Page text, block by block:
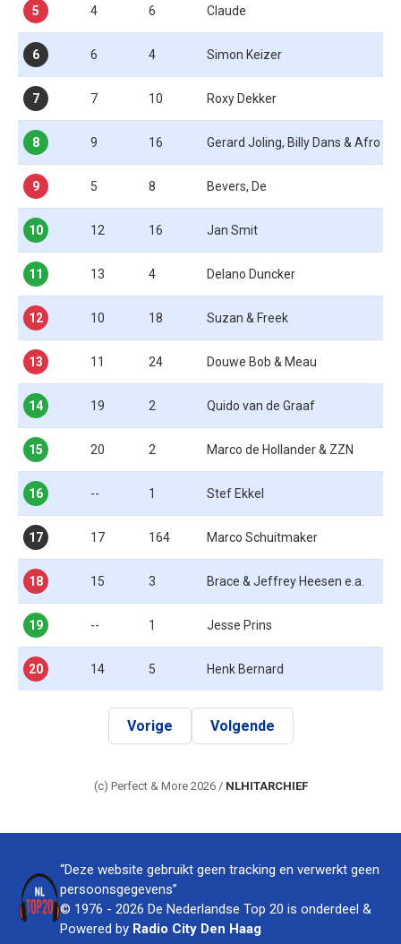
5 4 6 Claude
6 6 4 Simon Keizer
7 7 10 Roxy Dekker
8 9 16 Gerard Joling, Billy Dans & Afro
9 5 8 Bevers, De
10 12 16 Jan Smit
11 13 4 Delano Duncker
12 10 18 Suzan & Freek
13 11 24 Douwe Bob & Meau
14 19 2 Quido van de Graaf
15 20 2 Marco de Hollander & ZZN
16 -- 1 Stef Ekkel
17 17 164 Marco Schuitmaker
18 15 3 Brace & Jeffrey Heesen e.a.
19 -- 1 Jesse Prins
20 14 5 Henk Bernard
Vorige Volgende
(c) Perfect & More 2026 / NLHITARCHIEF
“Deze website gebruikt geen tracking en verwerkt geen
persoonsgegevens”
© 1976 - 2026 De Nederlandse Top 20 is onderdeel &
Powered by Radio City Den Haag